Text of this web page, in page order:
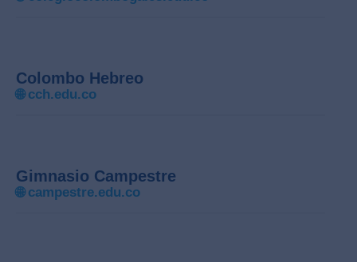
Colombo Hebreo
🌐cch.edu.co
Gimnasio Campestre
🌐campestre.edu.co